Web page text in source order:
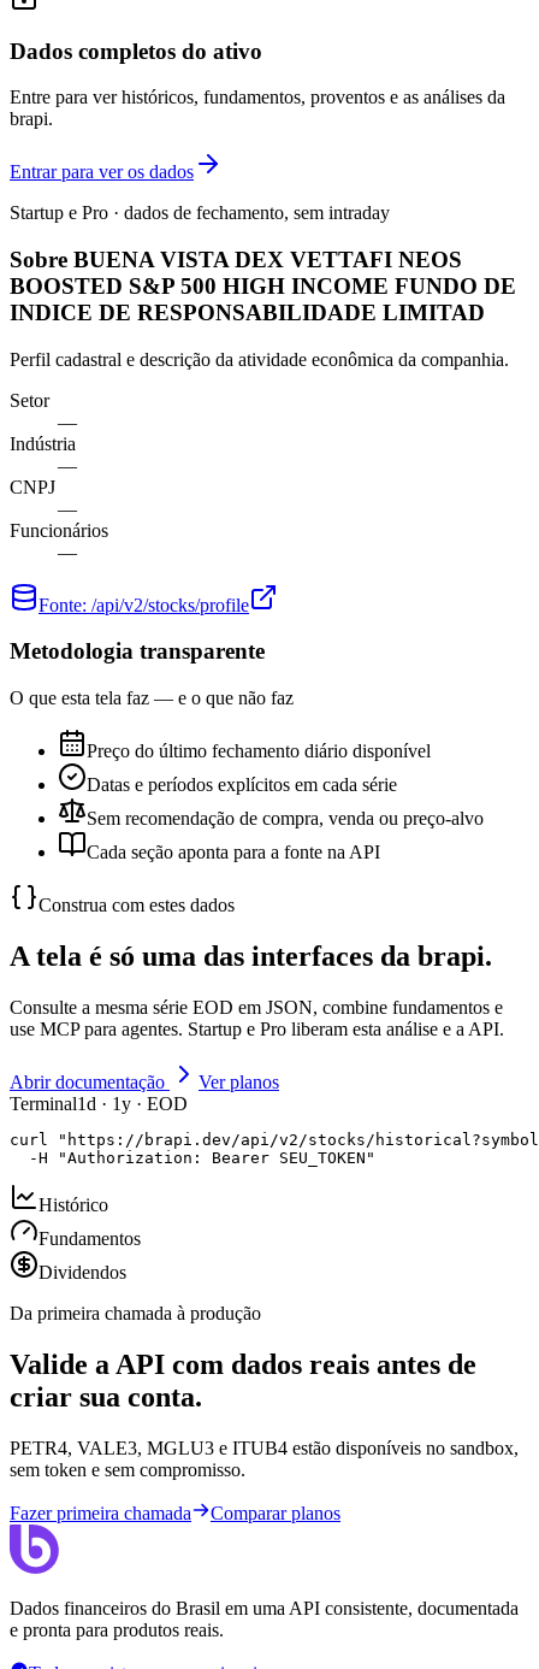
Dados completos do ativo
Entre para ver históricos, fundamentos, proventos e as análises da
brapi.
Entrar para ver os dados
Startup e Pro · dados de fechamento, sem intraday
Sobre BUENA VISTA DEX VETTAFI NEOS
BOOSTED S&P 500 HIGH INCOME FUNDO DE
INDICE DE RESPONSABILIDADE LIMITAD
Perfil cadastral e descrição da atividade econômica da companhia.
Setor
—
Indústria
—
CNPJ
—
Funcionários
—
Fonte: /api/v2/stocks/profile
Metodologia transparente
O que esta tela faz — e o que não faz
Preço do último fechamento diário disponível
Datas e períodos explícitos em cada série
Sem recomendação de compra, venda ou preço-alvo
Cada seção aponta para a fonte na API
Construa com estes dados
A tela é só uma das interfaces da brapi.
Consulte a mesma série EOD em JSON, combine fundamentos e
use MCP para agentes. Startup e Pro liberam esta análise e a API.
Abrir documentação
Ver planos
Terminal1d · 1y · EOD
curl "https://brapi.dev/api/v2/stocks/
  -H "Authorization: Bearer SEU_TOKEN"
Histórico
Fundamentos
Dividendos
Da primeira chamada à produção
Valide a API com dados reais antes de
criar sua conta.
PETR4, VALE3, MGLU3 e ITUB4 estão disponíveis no sandbox,
sem token e sem compromisso.
Fazer primeira chamada Comparar planos
Dados financeiros do Brasil em uma API consistente, documentada
e pronta para produtos reais.